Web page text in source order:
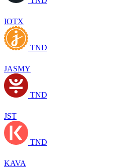
IOTX
TND
JASMY
TND
JST
TND
KAVA